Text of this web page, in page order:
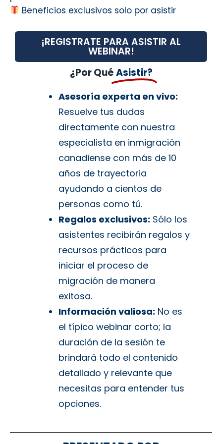
Beneficios exclusivos solo por asistir
¡REGISTRATE PARA ASISTIR AL
WEBINAR!
¿Por QuéAsistir?
Asesoría experta en vivo:
Resuelve tus dudas
directamente con nuestra
especialista en inmigración
canadiense con más de 10
años de trayectoria
ayudando a cientos de
personas como tú.
Regalos exclusivos: Sólo los
asistentes recibirán regalos y
recursos prácticos para
iniciar el proceso de
migración de manera
exitosa.
Información valiosa: No es
el típico webinar corto; la
duración de la sesión te
brindará todo el contenido
detallado y relevante que
necesitas para entender tus
opciones.